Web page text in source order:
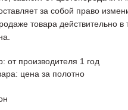
за собой право
товара действительно в
от производителя 1 год
цена за полотно